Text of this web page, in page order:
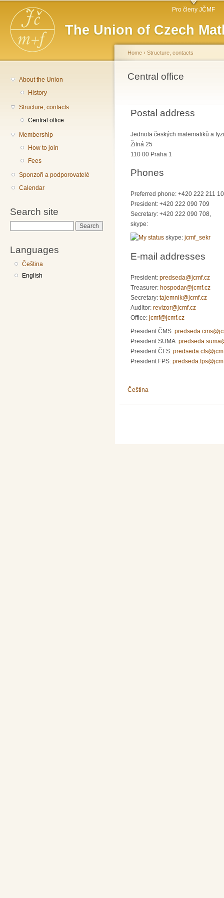
The Union of Czech
Main menu Pro členy JČMF
About the Union
History
Structure, contacts
Central office
Membership
How to join
Fees
Sponzoři a podporovatelé
Calendar
Search site
Languages
Čeština
English
You are here
Home › Structure, contacts
Central office
Postal address
Jednota českých matematiků a
Žitná 25
110 00 Praha 1
Phones
Preferred phone: +420 222 211
President: +420 222 090 709
Secretary: +420 222 090 708,
skype:
skype:jcmf_sekr
E-mail addresses
President:predseda@jcmf.cz
Treasurer: hospodar@jcmf.cz
Secretary:tajemnik@jcmf.cz
Auditor:revizor@jcmf.cz
Office:jcmf@jcmf.cz
President ČMS:
President SUMA:
President ČFS:
President FPS:
Čeština